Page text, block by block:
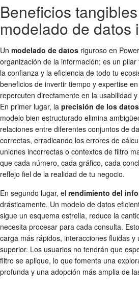
Beneficios
modelado de datos
Un modelado de datos riguroso en
organización de la información; es un
la confianza y la eficiencia de todo tu
beneficios de invertir tiempo y expertise
repercuten directamente en la usabilidad
En primer lugar, la precisión de los datos
modelo bien estructurado elimina
relaciones entre diferentes conjuntos de
correctas, erradicando los errores de
uniones incorrectas o contextos de filtro
que cada número, cada gráfico, cada
reflejo fiel de la realidad de tu negocio.
En segundo lugar, el rendimiento del
drásticamente. Un modelo de datos
sigue un esquema estrella, reduce la
necesita procesar para cada consulta.
carga más rápidos, interacciones fluidas
superior. Los usuarios no tendrán que
filtro se aplique, lo que fomenta una
profunda y una adopción más amplia de